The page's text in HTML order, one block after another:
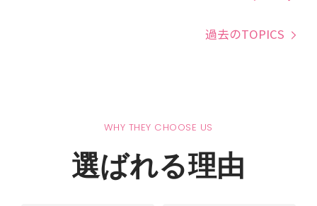
過去のTOPICS
WHY THEY CHOOSE US
選ばれる理由